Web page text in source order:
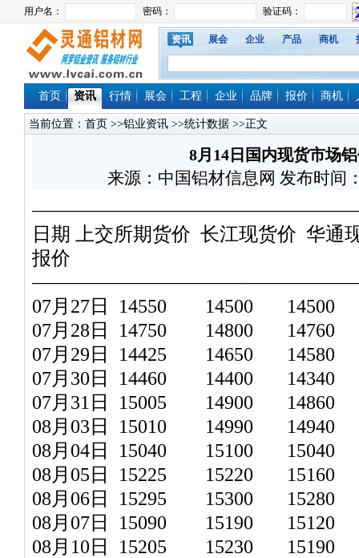
资讯 展会 企业 产品 商机
首页 资讯 行情 展会 工程 企业 品牌 报价 商机
当前位置： 首页 >>铝业资讯 >>统计数据 >>正文
8月14日国内现货市场
来源：中国铝材信息网 发布时间
日期 上交所期货价 长江现货价 华
报价
07月27日 14550 14500 14500
07月28日 14750 14800 14760
07月29日 14425 14650 14580
07月30日 14460 14400 14340
07月31日 15005 14900 14860
08月03日 15010 14990 14940
08月04日 15040 15100 15040
08月05日 15225 15220 15160
08月06日 15295 15300 15280
08月07日 15090 15190 15120
08月10日 15205 15230 15190